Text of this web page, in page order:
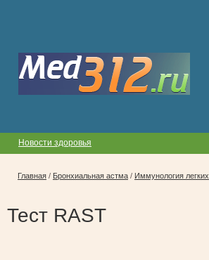
Новости здоровья
Главная / Бронхиальная астма / Иммунология легких
Тест RAST